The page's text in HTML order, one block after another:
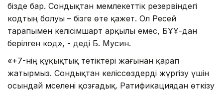
бізде бар. Сондықтан мемлекеттік резервіндегі
кодтың болуы – бізге өте қажет. Ол Ресей
тарапымен келісімшарт арқылы емес, БҰҰ-дан
берілген код», - деді Б. Мусин.
«+7-нің құқықтық тетіктері жағынан қарап
жатырмыз. Сондықтан келіссөздерді жүргізу үшін
осындай мәселені қозғадық. Ратификациядан өткізу